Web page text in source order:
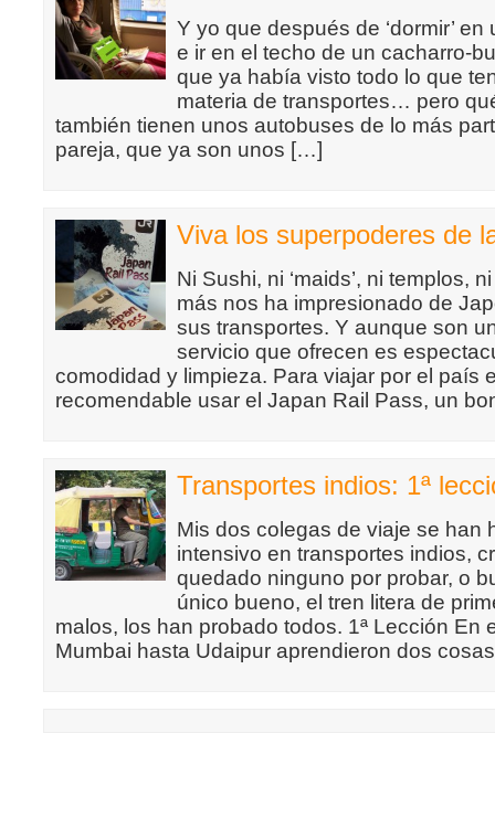
Y yo que después de ‘dormir’ en
e ir en el techo de un cacharro-
que ya había visto todo lo que
materia de transportes… pero
también tienen unos autobuses de lo más
pareja, que ya son unos […]
Viva los superpoderes de
Ni Sushi, ni ‘maids’, ni templos,
más nos ha impresionado de
sus transportes. Y aunque son
servicio que ofrecen es
comodidad y limpieza. Para viajar por el país
recomendable usar el Japan Rail Pass, un
Transportes indios: 1ª
Mis dos colegas de viaje se han
intensivo en transportes indios,
quedado ninguno por probar, o
único bueno, el tren litera de
malos, los han probado todos. 1ª Lección En
Mumbai hasta Udaipur aprendieron dos